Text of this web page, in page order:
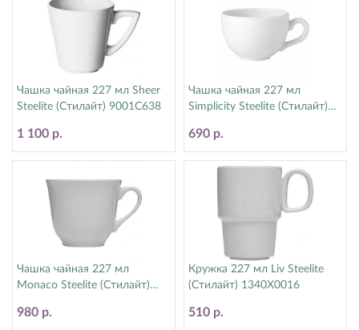
Чашка чайная 227 мл Sheer
Steelite (Стилайт) 9001C638
1 100 р.
Чашка чайная 227 мл
Simplicity Steelite (Стилайт)
690 р.
Чашка чайная 227 мл
Monaco Steelite (Стилайт)
980 р.
Кружка 227 мл Liv Steelite
(Стилайт) 1340X0016
510 р.